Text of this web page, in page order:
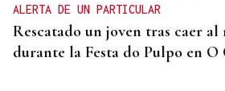
ALERTA DE UN PARTICULAR
Rescatado un joven tras caer
durante la Festa do Pulpo en